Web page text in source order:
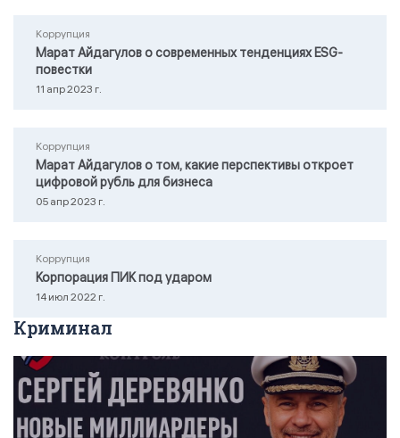
Коррупция
Марат Айдагулов о современных тенденциях ESG-
повестки
11 апр 2023 г.
Коррупция
Марат Айдагулов о том, какие перспективы откроет
цифровой рубль для бизнеса
05 апр 2023 г.
Коррупция
Корпорация ПИК под ударом
14 июл 2022 г.
Криминал